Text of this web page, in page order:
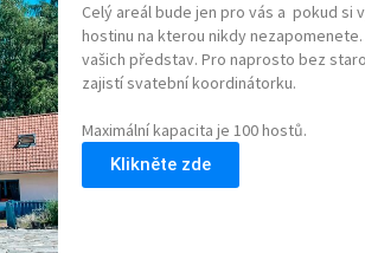
Celý areál bude jen pro vás a pokud si
hostinu na kterou nikdy
vašich představ. Pro naprosto bez
zajistí svatebníkoordinátorku.
Maximální kapacita je 100 hostů.
Klikněte zde